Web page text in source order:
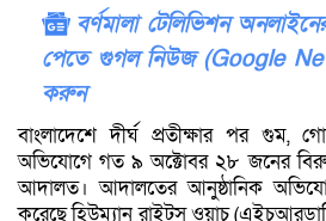
বর্ণমালা টেলিভিশন
পেতে গুগল নিউজ (Google
করুন
বাংলাদেশে দীর্ঘ প্রতীক্ষার পর গুম,
অভিযোগে গত ৯ অক্টোবর ২৮ জনের
আদালত। আদালতের আনুষ্ঠানিক
করেছে হিউম্যান রাইটস ওয়াচ